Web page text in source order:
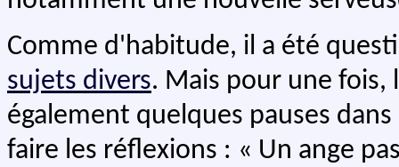
Comme d'habitude, il a été
sujets divers. Mais pour une fois,
également quelques pauses
faire les réflexions : « Un ange